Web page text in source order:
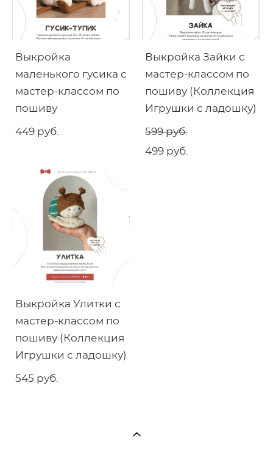
Выкройка
маленького гусика с
мастер-классом по
пошиву
449 pуб.
Выкройка Зайки с
мастер-классом по
пошиву (Коллекция
Игрушки с ладошку)
599 pуб.
499 pуб.
Выкройка Улитки с
мастер-классом по
пошиву (Коллекция
Игрушки с ладошку)
545 pуб.